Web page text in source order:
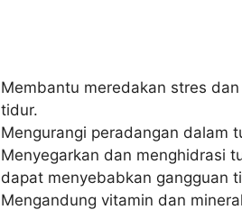
Membantu meredakan stres
tidur.
Mengurangi peradangan dalam
Menyegarkan dan menghidrasi
dapat menyebabkan gangguan
Mengandung vitamin dan